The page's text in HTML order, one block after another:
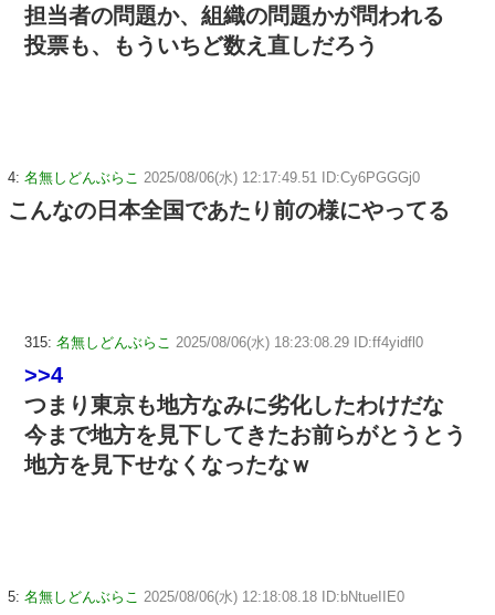
担当者の問題か、組織の問題かが問われる
投票も、もういちど数え直しだろう
4: 名無しどんぶらこ 2025/08/06(水) 12:17:49.51 ID:Cy6PGGGj0
こんなの日本全国であたり前の様にやってる
315: 名無しどんぶらこ 2025/08/06(水) 18:23:08.29 ID:ff4yidfl0
>>4
つまり東京も地方なみに劣化したわけだな
今まで地方を見下してきたお前らがとうとう
地方を見下せなくなったなｗ
5: 名無しどんぶらこ 2025/08/06(水) 12:18:08.18 ID:bNtueIIE0